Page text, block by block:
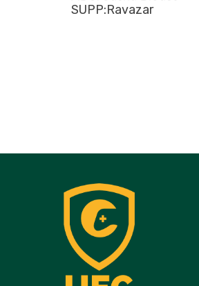
SUPP:Ravazar